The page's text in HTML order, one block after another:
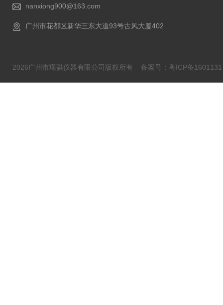
nanxiong900@163.com
广州市花都区新华三东大道93号古风大厦402
2026广州市璟骐仪器有限公司版权所有 备案号：粤ICP备